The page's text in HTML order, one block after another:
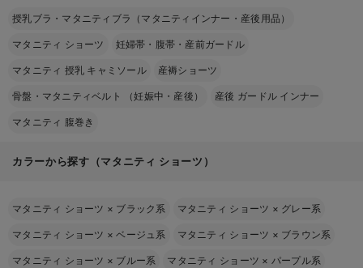
授乳ブラ・マタニティブラ（マタニティインナー・産後用品）
マタニティ ショーツ 妊婦帯・腹帯・産前ガードル
マタニティ 授乳 キャミソール 産褥ショーツ
骨盤・マタニティベルト （妊娠中・産後） 産後 ガードル インナー
マタニティ 腹巻き
カラーから探す（マタニティ ショーツ）
マタニティ ショーツ × ブラック系 マタニティ ショーツ × グレー系
マタニティ ショーツ ×ベージュ系 マタニティ ショーツ × ブラウン系
マタニティ ショーツ × ブルー系 マタニティ ショーツ × パープル系